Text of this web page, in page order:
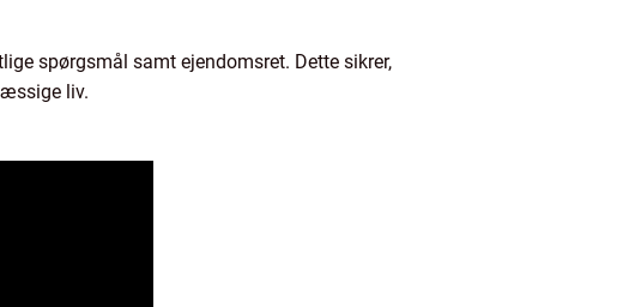
spørgsmål samt ejendomsret. Dette sikrer,
liv.